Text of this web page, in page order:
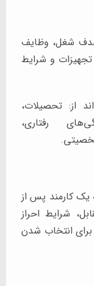
شغل، وظایف
تجهیزات و شرایط
از: تحصیلات،
رفتاری،
کارمند پس از
شرایط احراز
انتخاب شدن